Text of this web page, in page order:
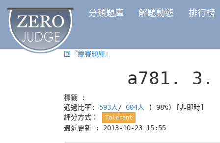
分類題庫 解題動態 排行榜
回『競賽題庫』
a781. 3.
標籤 :
通過比率: 593人 / 604人 ( 98%)
[非即時]
評分方式：
Tolerant
最近更新 : 2013-10-23 15:55